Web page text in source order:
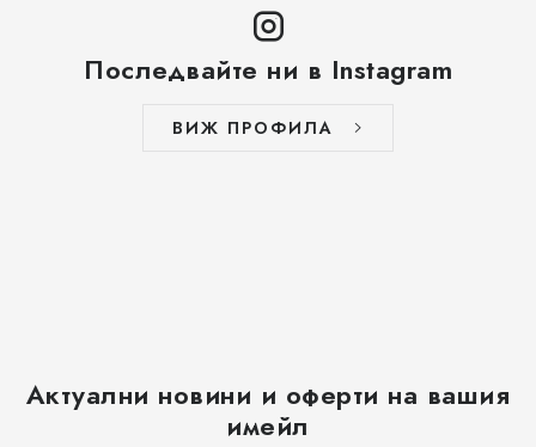
Последвайте ни в Instagram
ВИЖ ПРОФИЛА
Актуални новини и оферти на вашия
имейл